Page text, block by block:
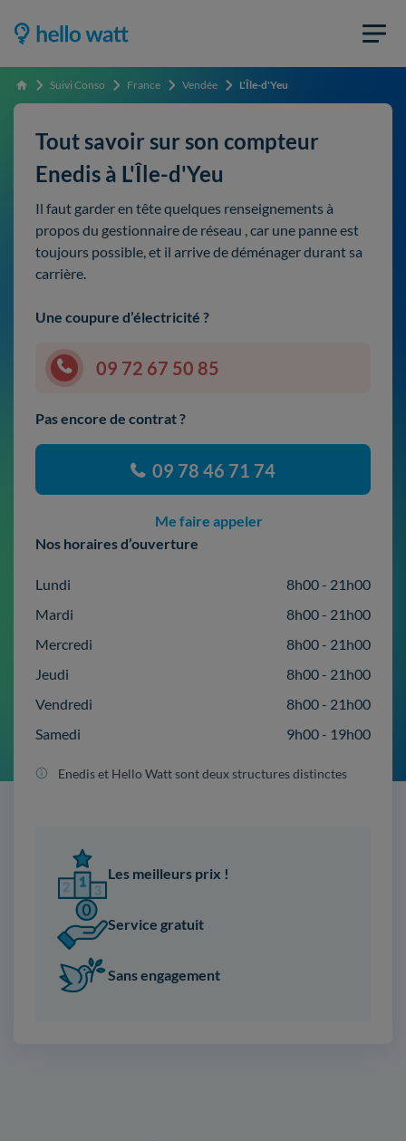
Accueil Suivi Conso France Vendée L'Île-d'Yeu
Tout savoir sur son compteur
Enedis à L'Île-d'Yeu
Il faut garder en tête quelques renseignements à
propos du gestionnaire de réseau , car une panne est
toujours possible, et il arrive de déménager durant sa
carrière.
Une coupure d’électricité ?
09 72 67 50 85
Pas encore de contrat ?
09 78 46 71 74
Me faire appeler
Nos horaires d’ouverture
Lundi
8h00 - 21h00
Mardi
8h00 - 21h00
Mercredi
8h00 - 21h00
Jeudi
8h00 - 21h00
Vendredi
8h00 - 21h00
Samedi
9h00 - 19h00
Enedis et Hello Watt sont deux structures distinctes
Les meilleurs prix !
Service gratuit
Sans engagement